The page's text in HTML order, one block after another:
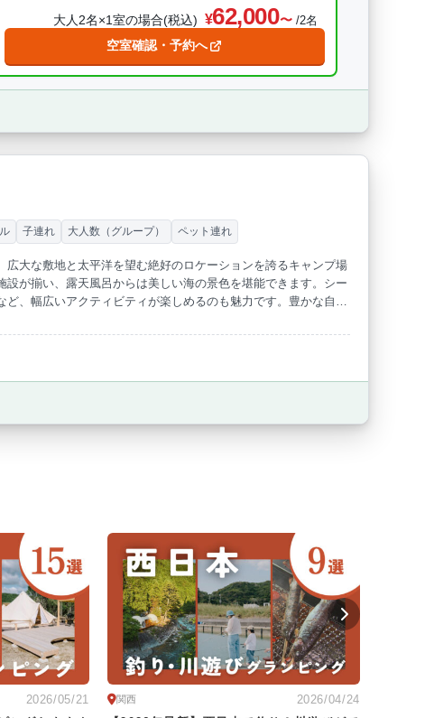
大人2名×1室の場合(税込) 62,000 /2名
空室確認・予約へ
大な敷地と太平洋を望む絶好のロケーションを誇るキャンプ場
が揃い、露天風呂からは美しい海の景色を堪能できます。シー
、幅広いアクティビティが楽しめるのも魅力です。豊かな自然
子連れ 大人数（グループ） ペット連れ
2026/05/21 2026/04/24
関西